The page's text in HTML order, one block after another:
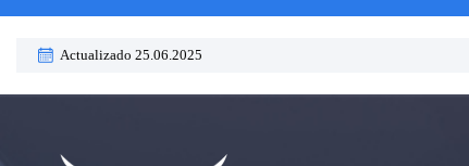
Actualizado 25.06.2025